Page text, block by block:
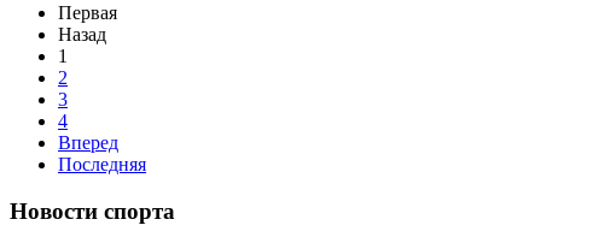
Первая
Назад
1
2
3
4
Вперед
Последняя
Новости спорта